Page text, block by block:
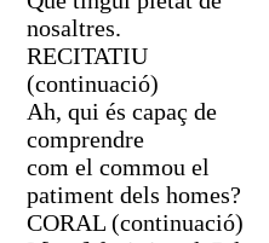
nosaltres.
RECITATIU
(continuació)
Ah, qui és capaç de
comprendre
com el commou el
patiment dels homes?
CORAL (continuació)